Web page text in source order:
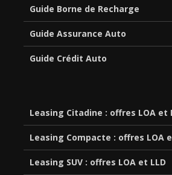
Guide Borne de Recharge
Guide Assurance Auto
Guide Crédit Auto
Leasing Citadine : offres LOA et
Leasing Compacte : offres LOA
Leasing SUV : offres LOA et LLD